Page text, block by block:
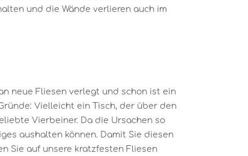
und die Wände verlieren auch im
neue Fliesen verlegt und schon ist ein
Vielleicht ein Tisch, der über den
Vierbeiner. Da die Ursachen so
aushalten können. Damit Sie diesen
Sie auf unsere kratzfesten Fliesen